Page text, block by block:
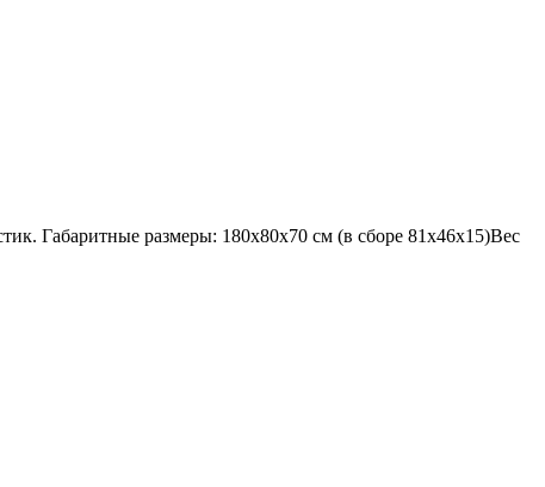
Габаритные размеры: 180х80х70 см (в сборе 81х46х15)Вес